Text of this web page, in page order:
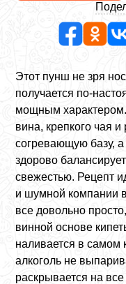
Этот пунш не зря
получается по-
мощным характером.
вина, крепкого чая
согревающую базу,
здорово
свежестью. Рецепт
и шумной компании
все довольно
винной основе
наливается в самом
алкоголь не
раскрывается на